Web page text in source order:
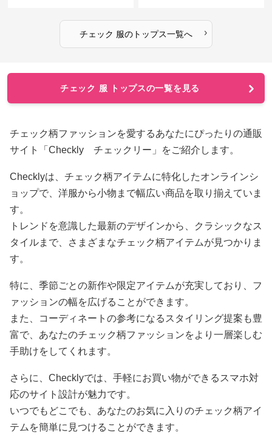
チェック 服のトップス一覧へ ›
チェック 服 トップスの一覧を見る
チェック柄ファッションを愛するあなたにぴったりの通販
サイト「Checkly チェックリー」をご紹介します。
Checklyは、チェック柄アイテムに特化したオンラインシ
ョップで、洋服から小物まで幅広い商品を取り揃えていま
す。
トレンドを意識した最新のデザインから、クラシックなス
タイルまで、さまざまなチェック柄アイテムが見つかりま
す。
特に、季節ごとの新作や限定アイテムが充実しており、フ
ァッションの幅を広げることができます。
また、コーディネートの参考になるスタイリング提案も豊
富で、あなたのチェック柄ファッションをより一層楽しむ
手助けをしてくれます。
さらに、Checklyでは、手軽にお買い物ができるスマホ対
応のサイト設計が魅力です。
いつでもどこでも、あなたのお気に入りのチェック柄アイ
テムを簡単に見つけることができます。